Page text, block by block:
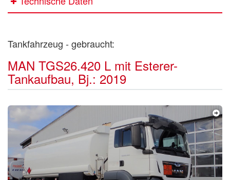
Tankfahrzeug - gebraucht:
MAN TGS26.420 L mit Esterer-
Tankaufbau, Bj.: 2019